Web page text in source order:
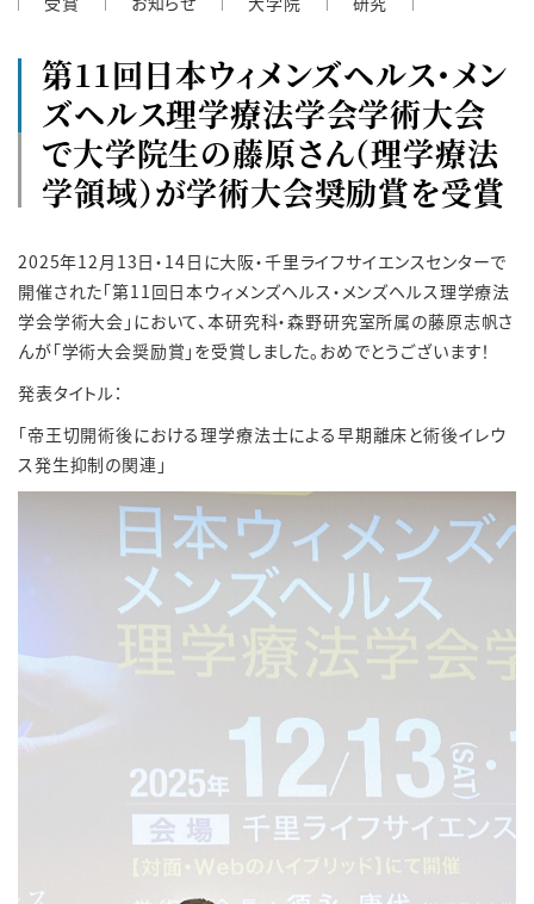
第11回日本ウィメンズヘルス・メン
ズヘルス理学療法学会学術大会
で大学院生の藤原さん（理学療法
学領域）が学術大会奨励賞を受賞
2025年12月13日・14日に大阪・千里ライフサイエンスセンターで
開催された「第11回日本ウィメンズヘルス・メンズヘルス理学療法
学会学術大会」において、本研究科・森野研究室所属の藤原志帆さ
んが「学術大会奨励賞」を受賞しました。おめでとうございます！
発表タイトル：
「帝王切開術後における理学療法士による早期離床と術後イレウ
ス発生抑制の関連 」